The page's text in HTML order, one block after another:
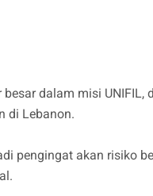
dalam misi UNIFIL,
di Lebanon.
pengingat akan risiko